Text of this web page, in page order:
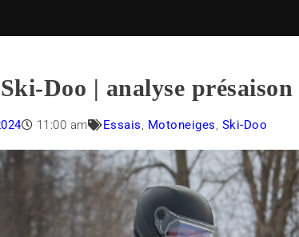
Doo | analyse présaison
11:00 am Essais, Motoneiges, Ski-Doo